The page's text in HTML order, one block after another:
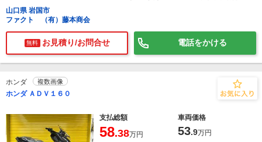
山口県 岩国市
ファクト （有）藤本商会
無料 お見積り/お問合せ 電話をかける
ホンダ 複数画像
ホンダ ＡＤＶ１６０
支払総額 車両価格
58.38万円 53.9万円